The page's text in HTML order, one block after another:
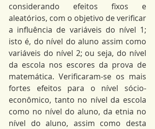
considerando efeitos fixos e
aleatórios, com o objetivo de verificar
a influência de variáveis do nível 1;
isto é, do nível do aluno assim como
variáveis do nível 2; ou seja, do nível
da escola nos escores da prova de
matemática. Verificaram-se os mais
fortes efeitos para o nível sócio-
econômico, tanto no nível da escola
como no nível do aluno, da etnia no
nível do aluno, assim como desta